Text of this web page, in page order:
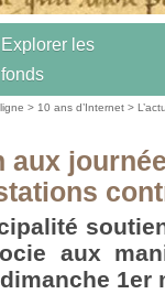
Explorer les
fonds
> 10 ans d’Internet >
aux
aux
1er